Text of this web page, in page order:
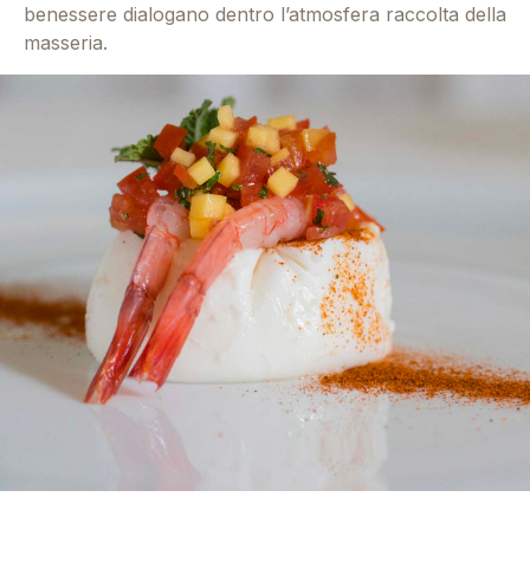
benessere dialogano dentro l’atmosfera raccolta della
masseria.